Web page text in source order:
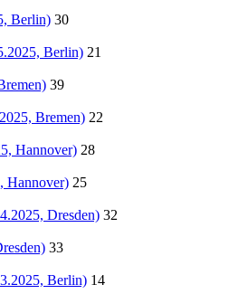
Berlin) 30
Berlin) 21
39
Bremen) 22
Hannover) 28
Hannover) 25
Dresden) 32
33
Berlin) 14